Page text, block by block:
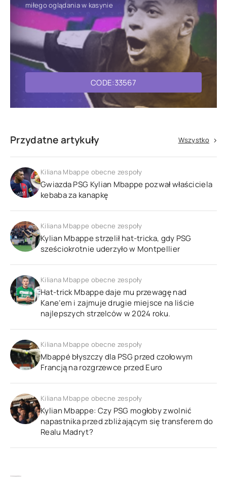
miłego oglądania w kasynie
CODE:33567
Przydatne artykuły Wszystko
Kiliana Mbappe obecne zespoły
Gwiazda PSG Kylian Mbappe pozwał właściciela
kebaba za kanapkę
Kiliana Mbappe obecne zespoły
Kylian Mbappe strzelił hat-tricka, gdy PSG
sześciokrotnie uderzyło w Montpellier
Kiliana Mbappe obecne zespoły
Hat-trick Mbappe daje mu przewagę nad
Kane’em i zajmuje drugie miejsce na liście
najlepszych strzelców w 2024 roku.
Kiliana Mbappe obecne zespoły
Mbappé błyszczy dla PSG przed czołowym
Francją na rozgrzewce przed Euro
Kiliana Mbappe obecne zespoły
Kylian Mbappe: Czy PSG mogłoby zwolnić
napastnika przed zbliżającym się transferem do
Realu Madryt?